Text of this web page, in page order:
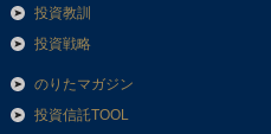
投資教訓
投資戦略
のりたマガジン
投資信託TOOL